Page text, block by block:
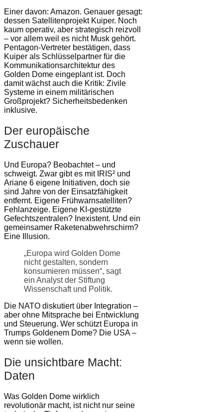
Einer davon: Amazon. Genauer gesagt:
dessen Satellitenprojekt Kuiper. Noch
kaum operativ, aber strategisch reizvoll
– vor allem weil es nicht Musk gehört.
Pentagon-Vertreter bestätigen, dass
Kuiper als Schlüsselpartner für die
Kommunikationsarchitektur des
Golden Dome eingeplant ist. Doch
damit wächst auch die Kritik: Zivile
Systeme in einem militärischen
Großprojekt? Sicherheitsbedenken
inklusive.
Der europäische
Zuschauer
Und Europa? Beobachtet – und
schweigt. Zwar gibt es mit IRIS² und
Ariane 6 eigene Initiativen, doch sie
sind Jahre von der Einsatzfähigkeit
entfernt. Eigene Frühwarnsatelliten?
Fehlanzeige. Eigene KI-gestützte
Gefechtszentralen? Inexistent. Und ein
gemeinsamer Raketenabwehrschirm?
Eine Illusion.
„Europa wird Golden Dome
nicht gestalten, sondern
konsumieren müssen“, sagt
ein Analyst der Stiftung
Wissenschaft und Politik.
Die NATO diskutiert über Integration –
aber ohne Mitsprache bei Entwicklung
und Steuerung. Wer schützt Europa in
Trumps Goldenem Dome? Die USA –
wenn sie wollen.
Die unsichtbare Macht:
Daten
Was Golden Dome wirklich
revolutionär macht, ist nicht nur seine